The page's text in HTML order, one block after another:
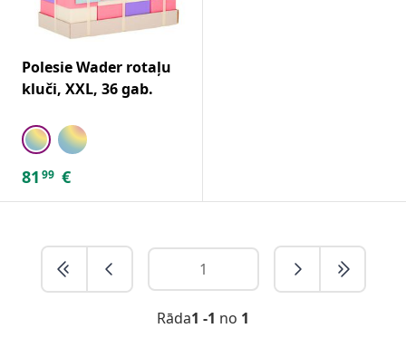
Polesie Wader rotaļu
kluči, XXL, 36 gab.
81 99 €
Rāda1 -1 no 1